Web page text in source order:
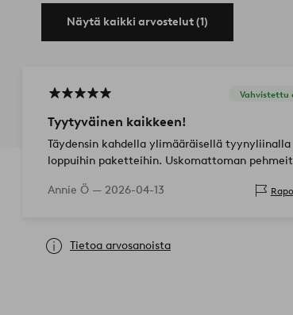
Näytä kaikki arvostelut (1)
Vahvistettu
Tyytyväinen kaikkeen!
Täydensin kahdella ylimääräisellä tyynyliinalla
loppuihin paketteihin. Uskomattoman
mukainen.
Annie Ö — 2026-04-13
Tietoa arvosanoista